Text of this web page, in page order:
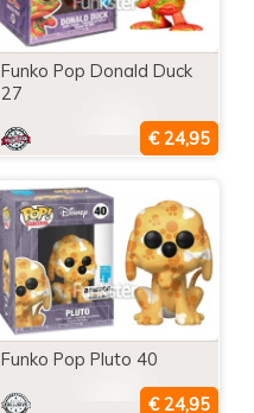
Funko Pop Donald Duck
27
Funko Pop Pluto 40